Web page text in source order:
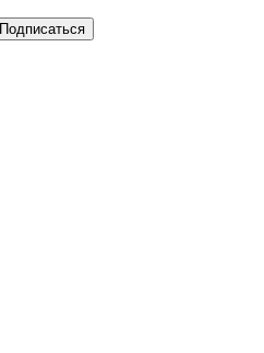
Подписаться